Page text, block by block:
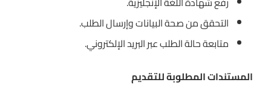
التحقق من صحة البيانات وإرسال الطلب.
متابعة حالة الطلب عبر البريد الإلكتروني.
المستندات المطلوبة للتقديم